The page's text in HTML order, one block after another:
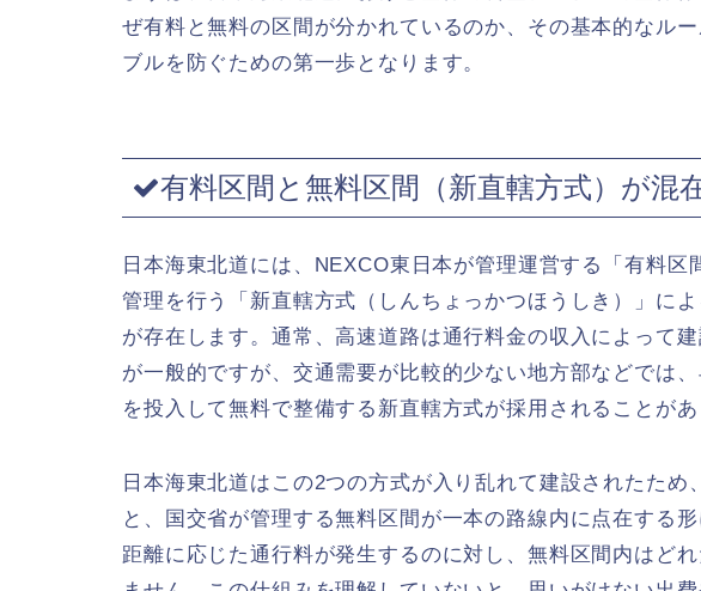
ぜ有料と無料の区間が分かれているのか、その基本的なル
ブルを防ぐための第一歩となります。
有料区間と無料区間（新直轄方式）が混
日本海東北道には、NEXCO東日本が管理運営する「有料区
管理を行う「新直轄方式（しんちょっかつほうしき）」に
が存在します。通常、高速道路は通行料金の収入によって
が一般的ですが、交通需要が比較的少ない地方部などでは
を投入して無料で整備する新直轄方式が採用されることがあ
日本海東北道はこの2つの方式が入り乱れて建設されたため
と、国交省が管理する無料区間が一本の路線内に点在する
距離に応じた通行料が発生するのに対し、無料区間内はど